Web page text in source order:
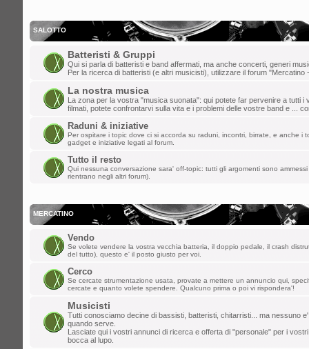
dajazz
»e' quasi natale!
lun dic 09, 2024 3:48 pm
matteo t»weeee
dom dic 01, 2024 9:20 pm
dajazz»finalmente sono riuscito a
creato l'account!!
sab nov 02, 2024 2:21 pm
kazurga»ben ritornata , ciao a tutti
MASTERCUSTOM»Ciao a tutti, non
mer set 04, 2024 9:23 am
*Davide*»pulizia dello spam
mer ago 28, 2024 1:20 pm
kidg » ormai suono solo i citofoni ma
vecchi del forum!
lun ago 05, 2024 12:39 pm
SALOTTO
Batteristi & Gruppi
Qui si parla di batteristi e band affermati, ma anche concerti, generi
Per la ricerca di batteristi (e altri musicisti), utilizzare il forum "Mercatino
La nostra musica
La zona per la vostra "musica suonata": qui potete far pervenire a tutti i
filmati, potete confrontarvi sulla vita e i problemi delle vostre band e ...
Raduni & iniziative
Per ospitare i topic dove ci si accorda su raduni, incontri, birrate, e anche i
gadget e iniziative legati al forum.
Tutto il resto
Qui nessuna conversazione sara' off-topic: tutti gli argomenti sono
rientrano negli altri forum).
MERCATINO
Vendo
Se volete vendere la vostra vecchia batteria, il doppio pedale, il crash
del tutto), questo e' il posto giusto per voi.
Cerco
Se cercate strumentazione usata, provate a mettere un annuncio qui,
cercate e quanto volete spendere. Qualcuno prima o poi vi rispondera'!
Musicisti
Tutti conosciamo decine di bassisti, batteristi, chitarristi... ma nessuno
quando serve.
Lasciate qui i vostri annunci di ricerca e offerta di "personale" per i
bocca al lupo.